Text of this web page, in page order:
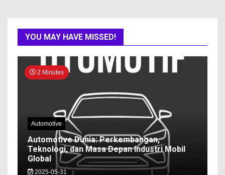
YOU MAY HAVE MISSED!
2 Minutes
Automotive
Automotive Dunia: Perkembangan,
Teknologi, dan Masa Depan Industri Mobil
Global
2025-05-31